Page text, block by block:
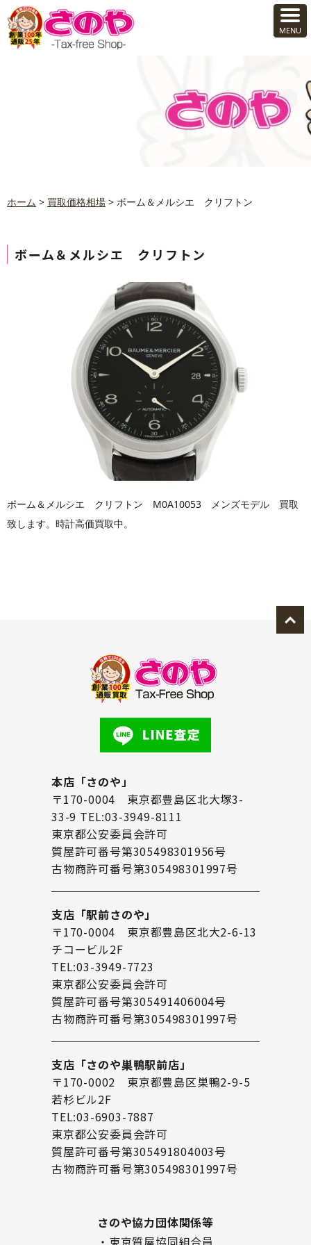
ホーム > 買取価格相場 > ボーム＆メルシエ クリフトン
ボーム＆メルシエ クリフトン
ボーム＆メルシエ クリフトン M0A10053 メンズモデル 買取
致します。時計高価買取中。
本店「さのや」
〒170-0004 東京都豊島区北大塚3-
33-9 TEL:03-3949-8111
東京都公安委員会許可
質屋許可番号第305498301956号
古物商許可番号第305498301997号
支店「駅前さのや」
〒170-0004 東京都豊島区北大2-6-13
チコービル2F
TEL:03-3949-7723
東京都公安委員会許可
質屋許可番号第305491406004号
古物商許可番号第305498301997号
支店「さのや巣鴨駅前店」
〒170-0002 東京都豊島区巣鴨2-9-5
若杉ビル2F
TEL:03-6903-7887
東京都公安委員会許可
質屋許可番号第305491804003号
古物商許可番号第305498301997号
さのや協力団体関係等
・東京質屋協同組合員